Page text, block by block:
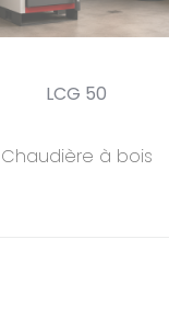
LCG 50
Chaudière à bois